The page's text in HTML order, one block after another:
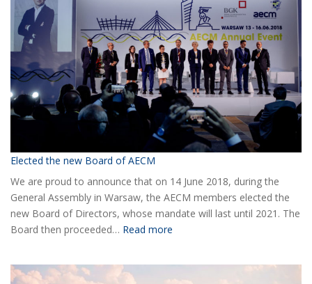
Elected the new Board of AECM
We are proud to announce that on 14 June 2018, during the
General Assembly in Warsaw, the AECM members elected the
new Board of Directors, whose mandate will last until 2021. The
Board then proceeded… Read more
new